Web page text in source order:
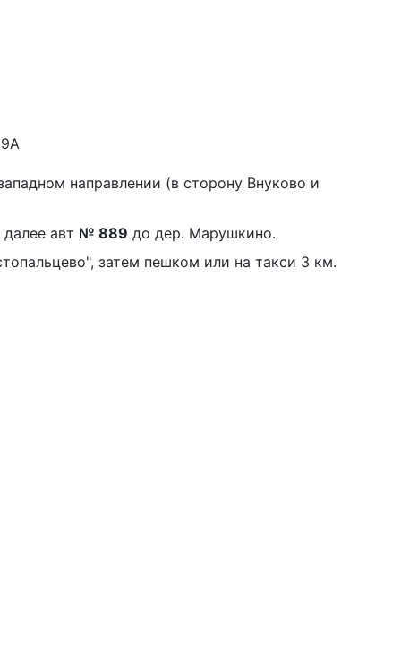
направлении (в сторону Внуково и
авт № 889 до дер. Марушкино.
затем пешком или на такси 3 км.